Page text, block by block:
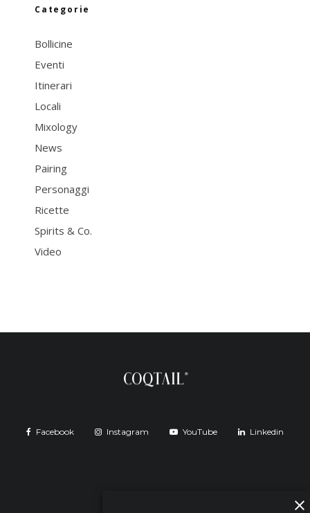
Categorie
Bollicine
Eventi
Itinerari
Locali
Mixology
News
Pairing
Personaggi
Ricette
Spirits & Co.
Video
Facebook Instagram YouTube Linkedin